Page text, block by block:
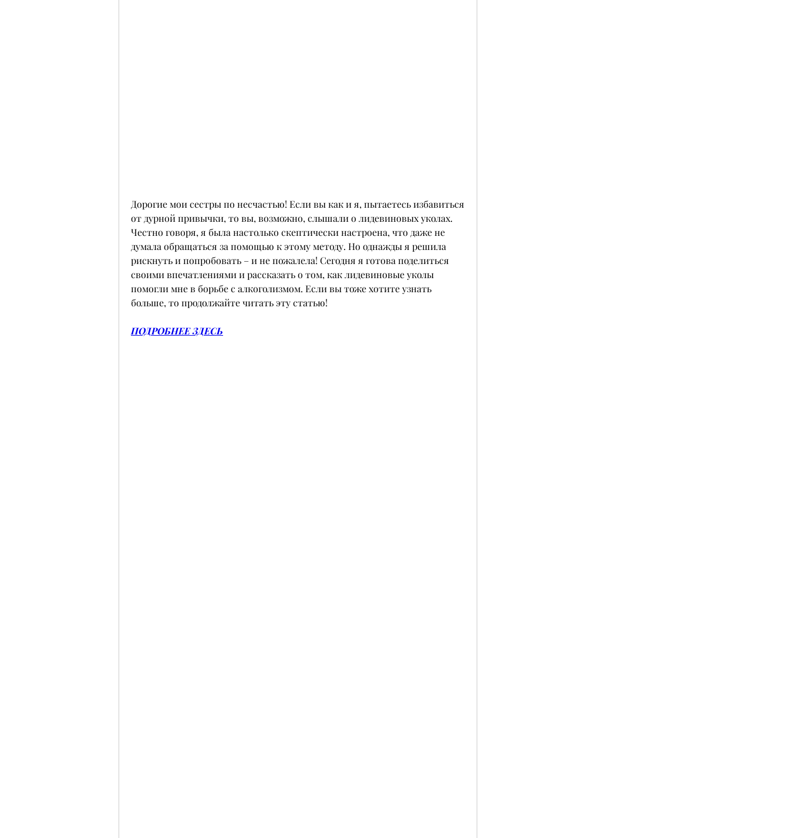
Дорогие мои сестры по несчастью! Если вы как и я, пытаетесь избавиться
от дурной привычки, то вы, возможно, слышали о лидевиновых уколах.
Честно говоря, я была настолько скептически настроена, что даже не
думала обращаться за помощью к этому методу. Но однажды я решила
рискнуть и попробовать – и не пожалела! Сегодня я готова поделиться
своими впечатлениями и рассказать о том, как лидевиновые уколы
помогли мне в борьбе с алкоголизмом. Если вы тоже хотите узнать
больше, то продолжайте читать эту статью!
ПОДРОБНЕЕ ЗДЕСЬ